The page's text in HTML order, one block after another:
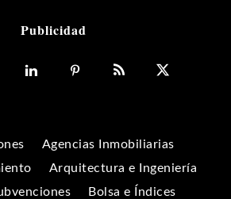
Publicidad
Agencias Inmobiliarias
Arquitectura e Ingeniería
Bolsa e Índices